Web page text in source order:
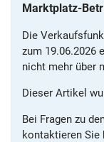
Marktplatz-
Die
zum 19.06.2026
nicht mehr über
Dieser Artikel
Bei Fragen zu
kontaktieren Sie